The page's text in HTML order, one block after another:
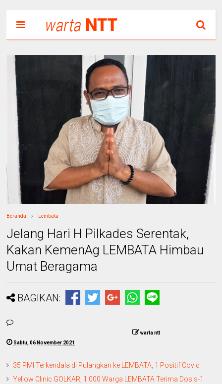
Beranda Lembata
Jelang Hari H Pilkades Serentak,
Kakan KemenAg LEMBATA Himbau
Umat Beragama
BAGIKAN:
warta ntt
Sabtu, 06 November 2021
35 PMI Terkendala di Pulangkan ke LEMBATA, 1 Positif Covid
Yellow Clinic GOLKAR, 1.000 Warga LEMBATA Terima Dosis-1